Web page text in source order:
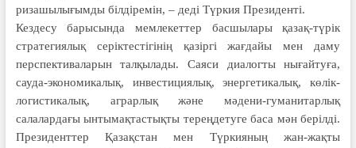
ризашылығымды білдіремін, – деді Түркия Президенті.
Кездесу барысында мемлекеттер басшылары қазақ-түрік
стратегиялық серіктестігінің қазіргі жағдайы мен даму
перспективаларын талқылады. Саяси диалогты нығайтуға,
сауда-экономикалық, инвестициялық, энергетикалық, көлік-
логистикалық, аграрлық және мәдени-гуманитарлық
салалардағы ынтымақтастықты тереңдетуге баса мән берілді.
Президенттер Қазақстан мен Түркияның жан-жақты